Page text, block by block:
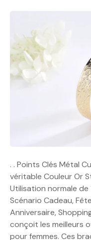
. . Points Clés Métal
véritable Couleur Or
Utilisation normale
Scénario Cadeau,
Anniversaire,
conçoit les meilleurs
pour femmes. Ces